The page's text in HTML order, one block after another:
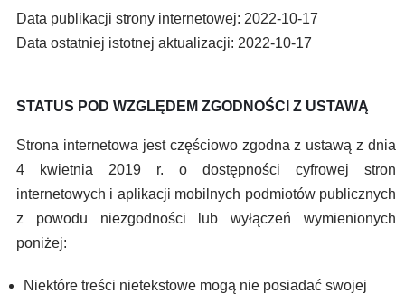
Data publikacji strony internetowej: 2022-10-17
Data ostatniej istotnej aktualizacji: 2022-10-17
STATUS POD WZGLĘDEM ZGODNOŚCI Z USTAWĄ
Strona internetowa jest częściowo zgodna z ustawą z dnia
4 kwietnia 2019 r. o dostępności cyfrowej stron
internetowych i aplikacji mobilnych podmiotów publicznych
z powodu niezgodności lub wyłączeń wymienionych
poniżej:
Niektóre treści nietekstowe mogą nie posiadać swojej